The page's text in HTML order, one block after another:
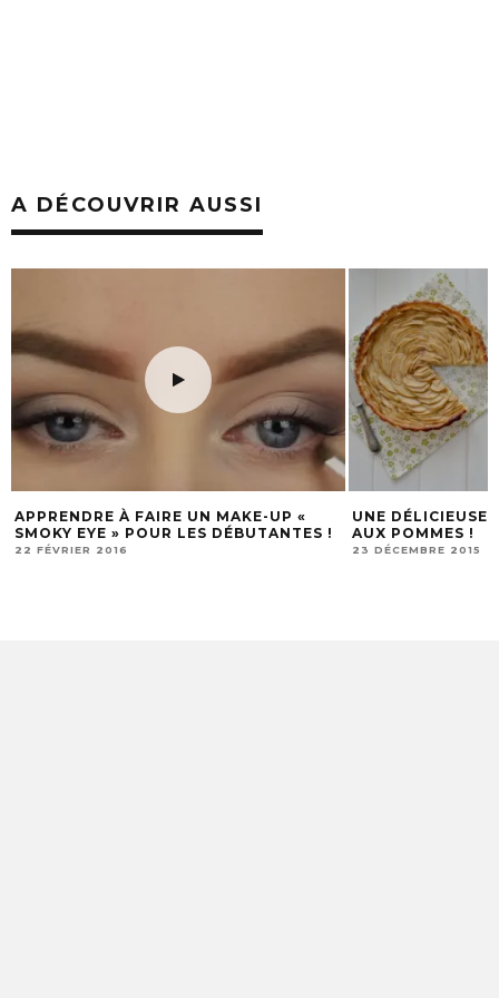
A DÉCOUVRIR AUSSI
APPRENDRE À FAIRE UN MAKE-UP «
SMOKY EYE » POUR LES DÉBUTANTES !
22 FÉVRIER 2016
UNE DÉLICIEUSE
AUX POMMES !
23 DÉCEMBRE 2015